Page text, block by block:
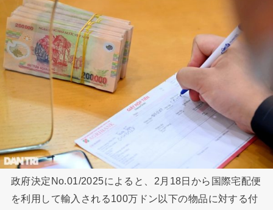
政府決定No.01/2025によると、2月18日から国際宅配便
を利用して輸入される100万ドン以下の物品に対する付